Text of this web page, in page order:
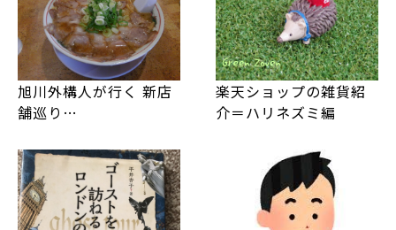
旭川外構人が行く 新店
舗巡り…
楽天ショップの雑貨紹
介＝ハリネズミ編